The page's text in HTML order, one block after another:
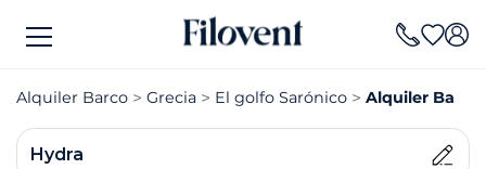
Alquiler Barco Grecia El golfo Sarónico Alquiler Barco
Hydra